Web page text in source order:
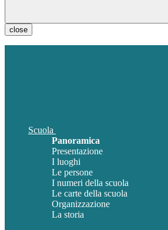
close
Scuola
Panoramica
Presentazione
I luoghi
Le persone
I numeri della scuola
Le carte della scuola
Organizzazione
La storia